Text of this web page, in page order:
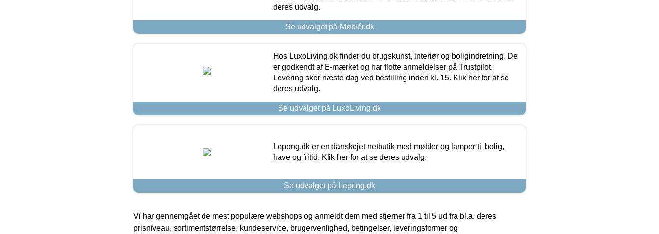
deres udvalg.
Se udvalget på Møblér.dk
Hos LuxoLiving.dk finder du brugskunst, interiør og boligindretning. De
er godkendt af E-mærket og har flotte anmeldelser på Trustpilot.
Levering sker næste dag ved bestilling inden kl. 15. Klik her for at se
deres udvalg.
Se udvalget på LuxoLiving.dk
Lepong.dk er en danskejet netbutik med møbler og lamper til bolig,
have og fritid. Klik her for at se deres udvalg.
Se udvalget på Lepong.dk
Vi har gennemgået de mest populære webshops og anmeldt dem med stjerner fra 1 til 5 ud fra bl.a. deres
prisniveau, sortimentstørrelse, kundeservice, brugervenlighed, betingelser, leveringsformer og